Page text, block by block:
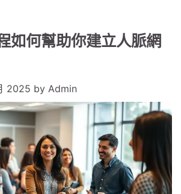
如何幫助你建立人脈網
2025 by Admin